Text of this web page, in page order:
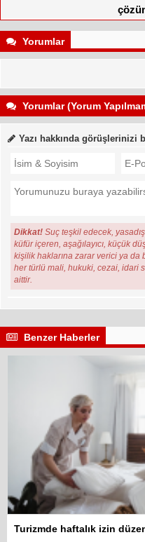
Yorumlar
Yorumlar (Yorum
Yazı hakkında
Dikkat! Suç teşkil edecek,
küfür içeren, aşağılayıcı, küçük
kişilik haklarına zarar verici ya
her türlü mali, hukuki, cezai, idari
aittir.
Benzer Haberler